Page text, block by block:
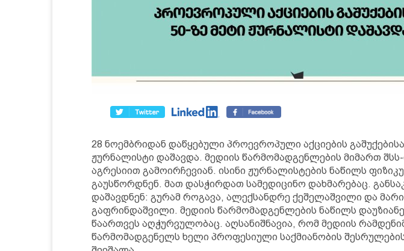
28 ნოემბრიდან დაწყებული პროევროპული აქციების
ჟურნალისტი დაშავდა. მედიის წარმომადგენლების მიმართ
აგრესიით გამოირჩევიან. ისინი ჟურნალისტების ნაწილს
გაუსწორდნენ. მათ დასჭირდათ სამედიცინო დახმარებაც.
დაშავდნენ: გურამ როგავა, ალექსანდრე ქეშელაშვილი და
გაფრინდაშვილი. მედიის წარმომადგენლების ნაწილს
წაართვეს აღჭურვულობაც. აღსანიშნავია, რომ მედიის
წარმომადგენელს ხელი პროფესიული საქმიანობის